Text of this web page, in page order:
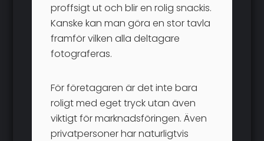
proffsigt ut och blir en rolig snackis.
Kanske kan man göra en stor tavla
framför vilken alla deltagare
fotograferas.
För företagaren är det inte bara
roligt med eget tryck utan även
viktigt för marknadsföringen. Även
privatpersoner har naturligtvis